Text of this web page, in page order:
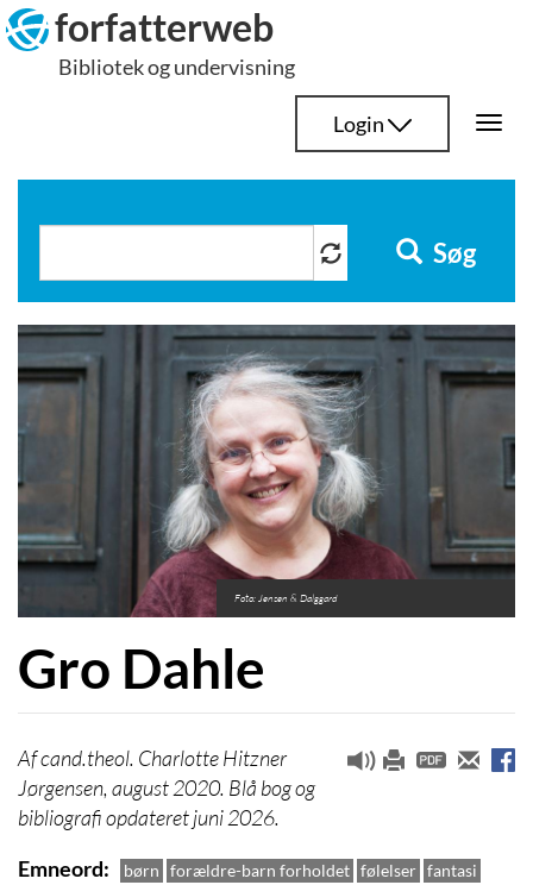
Hop
til
indhold
forfatterweb
Bibliotek og undervisning
Login
Søg
Foto: Jensen & Dalggard
Gro Dahle
cand.theol. Charlotte Hitzner
Jørgensen, august 2020. Blå bog og
bibliografi opdateret juni 2026.
Emneord
børn forældre-barn forholdet følelser fantasi